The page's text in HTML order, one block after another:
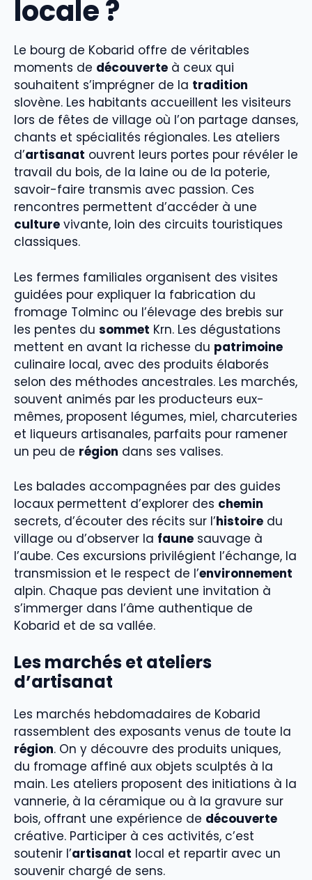
locale ?
Le bourg de Kobarid offre de véritables
moments de découverte à ceux qui
souhaitent s’imprégner de la tradition
slovène. Les habitants accueillent les visiteurs
lors de fêtes de village où l’on partage danses,
chants et spécialités régionales. Les ateliers
d’artisanat ouvrent leurs portes pour révéler le
travail du bois, de la laine ou de la poterie,
savoir-faire transmis avec passion. Ces
rencontres permettent d’accéder à une
culture vivante, loin des circuits touristiques
classiques.
Les fermes familiales organisent des visites
guidées pour expliquer la fabrication du
fromage Tolminc ou l’élevage des brebis sur
les pentes du sommet Krn. Les dégustations
mettent en avant la richesse du patrimoine
culinaire local, avec des produits élaborés
selon des méthodes ancestrales. Les marchés,
souvent animés par les producteurs eux-
mêmes, proposent légumes, miel, charcuteries
et liqueurs artisanales, parfaits pour ramener
un peu de région dans ses valises.
Les balades accompagnées par des guides
locaux permettent d’explorer des chemin
secrets, d’écouter des récits sur l’histoire du
village ou d’observer la faune sauvage à
l’aube. Ces excursions privilégient l’échange, la
transmission et le respect de l’environnement
alpin. Chaque pas devient une invitation à
s’immerger dans l’âme authentique de
Kobarid et de sa vallée.
Les marchés et ateliers
d’artisanat
Les marchés hebdomadaires de Kobarid
rassemblent des exposants venus de toute la
région. On y découvre des produits uniques,
du fromage affiné aux objets sculptés à la
main. Les ateliers proposent des initiations à la
vannerie, à la céramique ou à la gravure sur
bois, offrant une expérience de découverte
créative. Participer à ces activités, c’est
soutenir l’artisanat local et repartir avec un
souvenir chargé de sens.